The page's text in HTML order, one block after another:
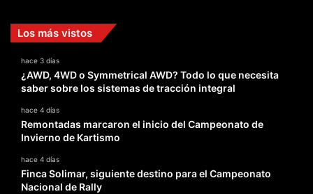
Los más vistos
hace 3 días
¿AWD, 4WD o Symmetrical AWD? Todo lo que necesita
saber sobre los sistemas de tracción integral
hace 4 días
Remontadas marcaron el inicio del Campeonato de
Invierno de Kartismo
hace 4 días
Finca Solimar, siguiente destino para el Campeonato
Nacional de Rally